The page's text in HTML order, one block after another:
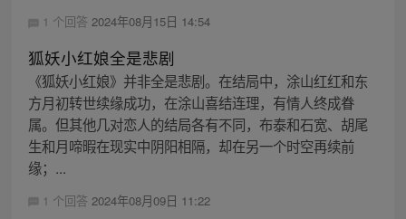
1 个回答 2024年08月15日 14:54
狐妖小红娘全是悲剧
《狐妖小红娘》并非全是悲剧。在结局中，涂山红红和东
方月初转世续缘成功，在涂山喜结连理，有情人终成眷
属。但其他几对恋人的结局各有不同，布泰和石宽、胡尾
生和月啼暇在现实中阴阳相隔，却在另一个时空再续前
缘；...
1 个回答 2024年08月09日 11:22